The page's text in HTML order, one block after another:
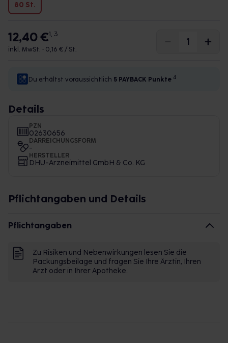
80 St.
12,40 €1, 3
inkl. MwSt. • 0,16 € / St.
Du erhältst voraussichtlich 5 PAYBACK Punkte 4
Details
PZN
02630656
DARREICHUNGSFORM
-
HERSTELLER
DHU-Arzneimittel GmbH & Co. KG
Pflichtangaben und Details
Pflichtangaben
Zu Risiken und Nebenwirkungen lesen Sie die
Packungsbeilage und fragen Sie Ihre Ärztin, Ihren
Arzt oder in Ihrer Apotheke.